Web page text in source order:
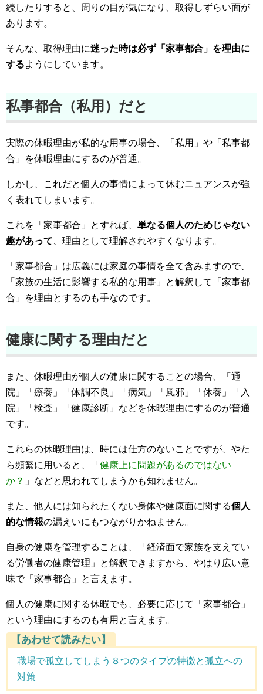
続したりすると、周りの目が気になり、取得しずらい面が
あります。
そんな、取得理由に迷った時は必ず「家事都合」を理由に
するようにしています。
私事都合（私用）だと
実際の休暇理由が私的な用事の場合、「私用」や「私事都
合」を休暇理由にするのが普通。
しかし、これだと個人の事情によって休むニュアンスが強
く表れてしまいます。
これを「家事都合」とすれば、 単なる個人のためじゃない
趣があって 、理由として理解されやすくなります。
「家事都合」は広義には家庭の事情を全て含みますので、
「家族の生活に影響する私的な用事」と解釈して「家事都
合」を理由とするのも手なのです。
健康に関する理由だと
また、休暇理由が個人の健康に関することの場合、「通
院」「療養」「体調不良」「病気」「風邪」「休養」「入
院」「検査」「健康診断」などを休暇理由にするのが普通
です。
これらの休暇理由は、時には仕方のないことですが、やた
ら頻繁に用いると、「 健康上に問題があるのではない
か？ 」などと思われてしまうかも知れません。
また、他人には知られたくない身体や健康面に関する個人
的な情報の漏えいにもつながりかねません。
自身の健康を管理することは、「経済面で家族を支えてい
る労働者の健康管理」と解釈できますから、やはり広い意
味で「家事都合」と言えます。
個人の健康に関する休暇でも、必要に応じて「家事都合」
という理由にするのも有用と言えます。
【あわせて読みたい】
職場で孤立してしまう８つのタイプの特徴と孤立への
対策